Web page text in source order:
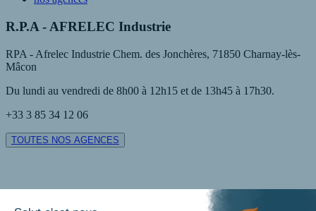
R.P.A - AFRELEC Industrie
RPA - Afrelec Industrie Chem. des Jonchères, 71850 Charnay-lès-
Mâcon
Du lundi au vendredi de 8h00 à 12h15 et de 13h45 à 17h30.
+33 3 85 34 12 06
TOUTES NOS AGENCES